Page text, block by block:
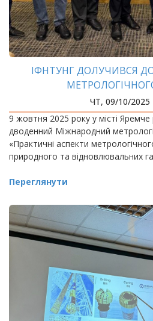
ІФНТУНГ ДОЛУЧИВСЯ
ЧТ, 09/10/2025
9 жовтня 2025 року у місті
дводенний Міжнародний
«Практичні аспекти
природного та відновлювальних
Переглянути